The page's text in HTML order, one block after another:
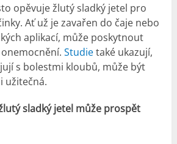
opěvuje žlutý sladký jetel pro
Ať už je zavařen do čaje nebo
aplikací, může poskytnout
Studietaké ukazují,
s bolestmi kloubů, může být
užitečná.
sladký jetel může prospět